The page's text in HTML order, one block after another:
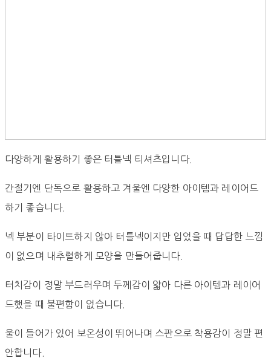
다양하게 활용하기 좋은 터틀넥 티셔츠입니다.
간절기엔 단독으로 활용하고 겨울엔 다양한 아이템과 레이어드
하기 좋습니다.
넥 부분이 타이트하지 않아 터틀넥이지만 입었을 때 답답한 느낌
이 없으며 내추럴하게 모양을 만들어줍니다.
터치감이 정말 부드러우며 두께감이 얇아 다른 아이템과 레이어
드했을 때 불편함이 없습니다.
울이 들어가 있어 보온성이 뛰어나며 스판으로 착용감이 정말 편
안합니다.